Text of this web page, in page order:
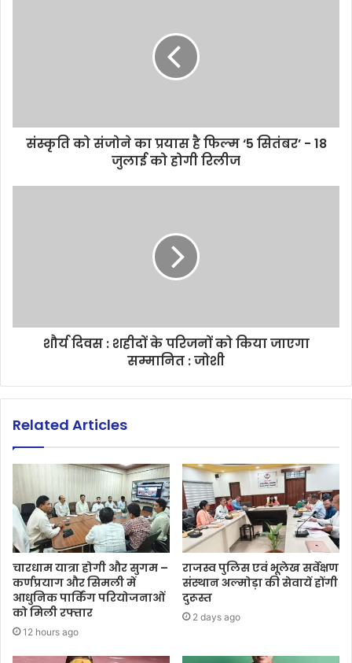
संस्कृति को संजोने का प्रयास है फिल्म ‘5 सितंबर’ - 18
जुलाई को होगी रिलीज
शौर्य दिवस : शहीदों के परिजनों को किया जाएगा
सम्मानित : जोशी
Related Articles
चारधाम यात्रा होगी और सुगम –
कर्णप्रयाग और सिमली में
आधुनिक पार्किंग परियोजनाओं
को मिली रफ्तार
12 hours ago
राजस्व पुलिस एवं भूलेख सर्वेक्षण
संस्थान अल्मोड़ा की सेवायें होंगी
दुरूस्त
2 days ago